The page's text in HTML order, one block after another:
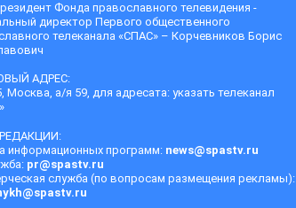
Фонда православного телевидения -
директор Первого общественного
телеканала «СПАС» – Корчевников Борис
АДРЕС:
Москва, а/я 59, для адресата: указать телеканал
РЕДАКЦИИ:
информационных программ: news@spastv.ru
pr@spastv.ru
служба (по вопросам размещения рекламы):